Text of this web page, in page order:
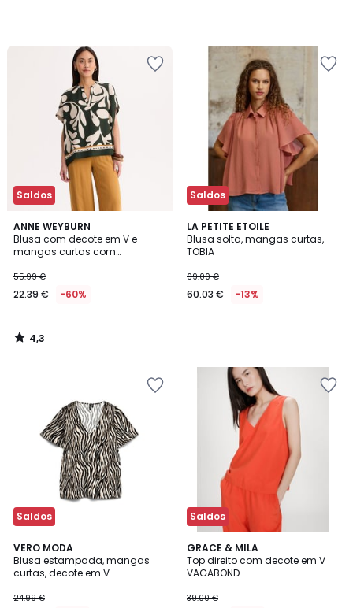
Saldos
ANNE WEYBURN
Blusa com decote em V e
mangas curtas com
55.99 €
22.39 € -60%
4,3
/ 5
4,3
/
Saldos
LA PETITE ETOILE
Blusa solta, mangas curtas,
TOBIA
69.00 €
60.03 € -13%
Saldos
VERO MODA
Blusa estampada, mangas
curtas, decote em V
24.99 €
5
/
5
Saldos
GRACE & MILA
Top direito com decote em V
VAGABOND
39.00 €